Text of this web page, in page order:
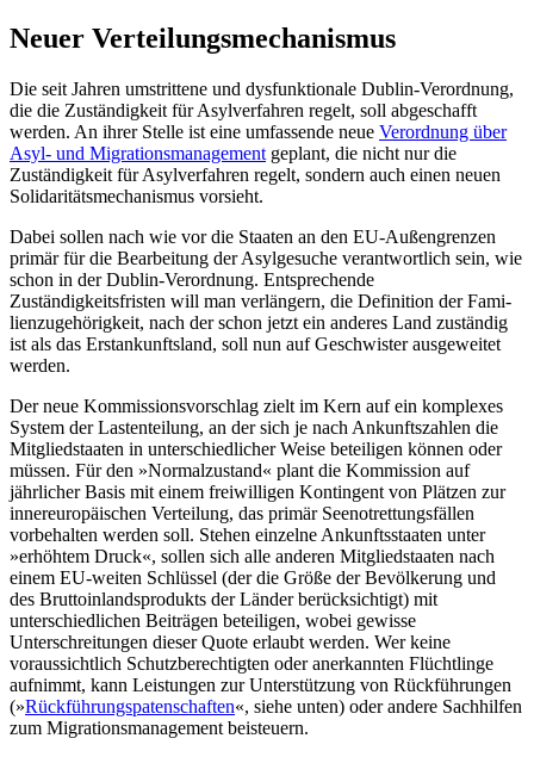
Neuer Verteilungsmechanismus
Die seit Jahren umstrittene und dysfunktio­nale Dublin-Verordnung,
die die Zuständig­keit für Asylverfahren regelt, soll abgeschafft
werden. An ihrer Stelle ist eine um­fas­sende neue Verordnung über
Asyl- und Migrationsmanagement geplant, die nicht nur die
Zuständigkeit für Asylverfahren regelt, sondern auch einen neuen
Solidaritäts­mechanismus vorsieht.
Dabei sollen nach wie vor die Staaten an den EU-Außengrenzen
primär für die Be­arbeitung der Asylgesuche verantwortlich sein, wie
schon in der Dublin-Verordnung. Entsprechende
Zuständigkeitsfristen will man verlängern, die Definition der Fami­
lienzugehörigkeit, nach der schon jetzt ein anderes Land zuständig
ist als das Erst­ankunftsland, soll nun auf Geschwister ausgeweitet
werden.
Der neue Kommissionsvorschlag zielt im Kern auf ein komplexes
System der Lasten­teilung, an der sich je nach Ankunftszahlen die
Mitgliedstaaten in unterschiedlicher Weise beteiligen können oder
müssen. Für den »Normalzustand« plant die Kom­mission auf
jährlicher Basis mit einem frei­willigen Kontingent von Plätzen zur
inner­europäischen Verteilung, das primär See­not­rettungsfällen
vorbehalten werden soll. Stehen einzelne Ankunftsstaaten unter
»erhöhtem Druck«, sollen sich alle anderen Mitgliedstaaten nach
einem EU-weiten Schlüssel (der die Größe der Bevölkerung und
des Bruttoinlandsprodukts der Länder berücksichtigt) mit
unterschiedlichen Bei­trägen beteiligen, wobei gewisse
Unterschreitungen dieser Quote erlaubt werden. Wer keine
voraussichtlich Schutzberechtigten oder anerkannten Flüchtlinge
aufnimmt, kann Leistungen zur Unterstützung von Rückführungen
(»Rückführungspatenschaf­ten«, siehe unten) oder andere Sachhilfen
zum Migrationsmanagement beisteuern.